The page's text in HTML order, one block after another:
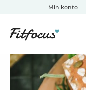
Min konto